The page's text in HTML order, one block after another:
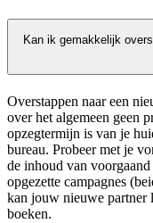
Kan ik gemakkelijk
Overstappen naar een
over het algemeen geen
opzegtermijn is van je
bureau. Probeer met je
de inhoud van
opgezette campagnes
kan jouw nieuwe partner
boeken.